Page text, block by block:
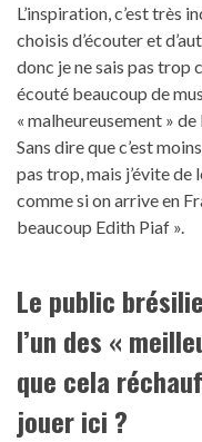
L’inspiration, c’est très
choisis d’écouter et
donc je ne sais pas trop
écouté beaucoup de
« malheureusement »
Sans dire que c’est
pas trop, mais j’évite de
comme si on arrive en
beaucoup Edith Piaf ».
Le public
l’un des «
que cela
jouer ici ?